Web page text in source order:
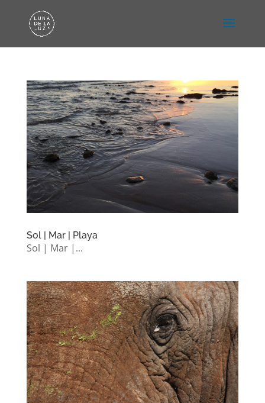
Sol | Mar | Playa
Sol | Mar |...